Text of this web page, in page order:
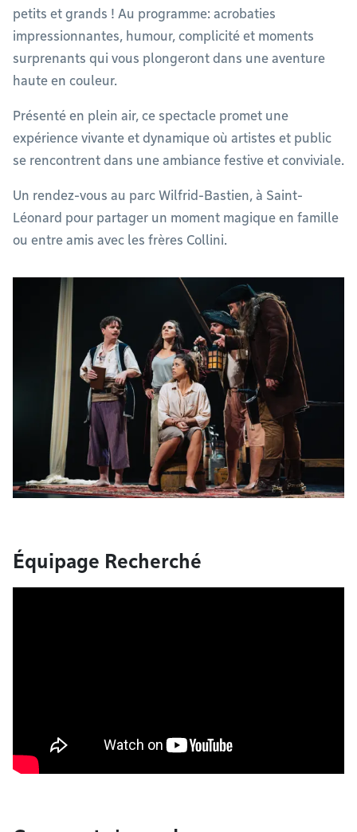
petits et grands ! Au programme: acrobaties
impressionnantes, humour, complicité et moments
surprenants qui vous plongeront dans une aventure
haute en couleur.
Présenté en plein air, ce spectacle promet une
expérience vivante et dynamique où artistes et public
se rencontrent dans une ambiance festive et conviviale.
Un rendez-vous au parc Wilfrid-Bastien, à Saint-
Léonard pour partager un moment magique en famille
ou entre amis avec les frères Collini.
Équipage Recherché